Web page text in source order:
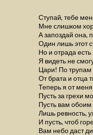
Ступай, тебе
Мне слишком
А запоздай она,
Один лишь этот
Но и отрада
Я видеть не
Цари! По трупам
От брата и отца
Теперь я от
Пусть за грехи
Пусть вам обоим
Лишь ревность,
И пусть, чтоб
Вам небо даст